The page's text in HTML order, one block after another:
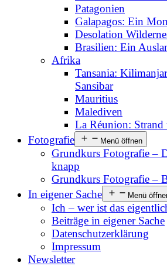
Patagonien
Galapagos: Ein
Desolation
Brasilien: Ein
Afrika
Tansania:
Sansibar
Mauritius
Malediven
La Réunion:
Fotografie
Menü öffnen
Grundkurs Fotografie –
knapp
Grundkurs Fotografie –
In eigener Sache
Menü
Ich – wer ist das
Beiträge in eigener Sache
Datenschutzerklärung
Impressum
Newsletter